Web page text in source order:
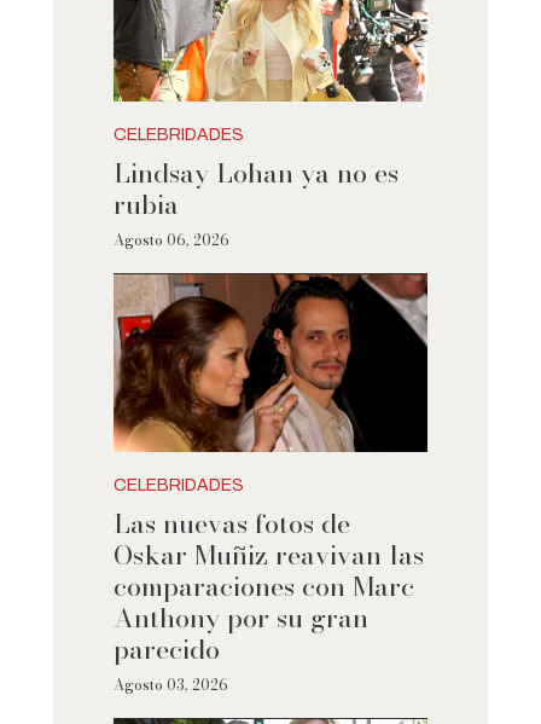
CELEBRIDADES
Lindsay Lohan ya no es
rubia
Agosto 06, 2026
CELEBRIDADES
Las nuevas fotos de
Oskar Muñiz reavivan las
comparaciones con Marc
Anthony por su gran
parecido
Agosto 03, 2026